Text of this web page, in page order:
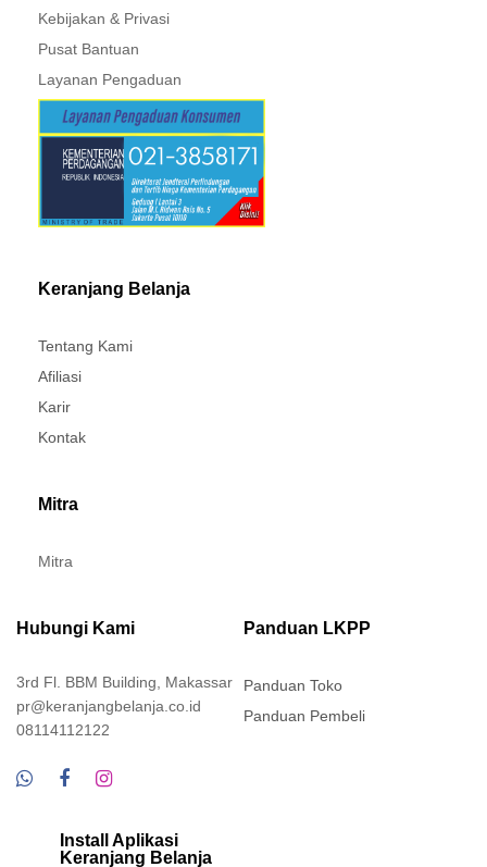
Kebijakan & Privasi
Pusat Bantuan
Layanan Pengaduan
Keranjang Belanja
Tentang Kami
Afiliasi
Karir
Kontak
Mitra
Mitra
Hubungi Kami
3rd Fl. BBM Building, Makassar
pr@keranjangbelanja.co.id
08114112122
Panduan LKPP
Panduan Toko
Panduan Pembeli
Install Aplikasi
Keranjang Belanja